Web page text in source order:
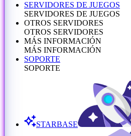
SERVIDORES DE JUEGOS
SERVIDORES DE JUEGOS
OTROS SERVIDORES
OTROS SERVIDORES
MÁS INFORMACIÓN
MÁS INFORMACIÓN
SOPORTE
SOPORTE
STARBASE